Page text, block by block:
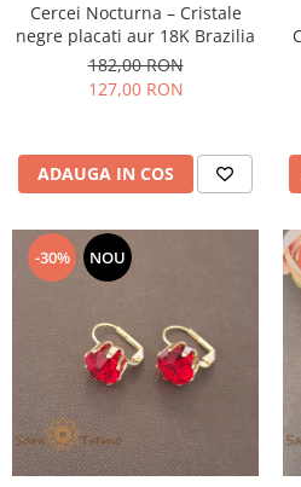
Cercei Nocturna – Cristale
negre placati aur 18K Brazilia
182,00 RON
127,00 RON
ADAUGA IN COS
-30% NOU